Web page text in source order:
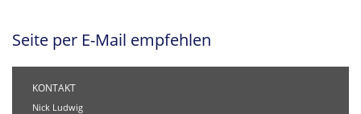
Seite per E-Mail empfehlen
KONTAKT
Nick Ludwig